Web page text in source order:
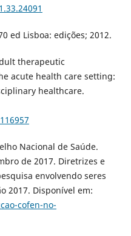
ed Lisboa: edições; 2012.
therapeutic
acute health care setting:
healthcare.
Nacional de Saúde.
de 2017. Diretrizes e
envolvendo seres
2017. Disponível em:
cofen-no-